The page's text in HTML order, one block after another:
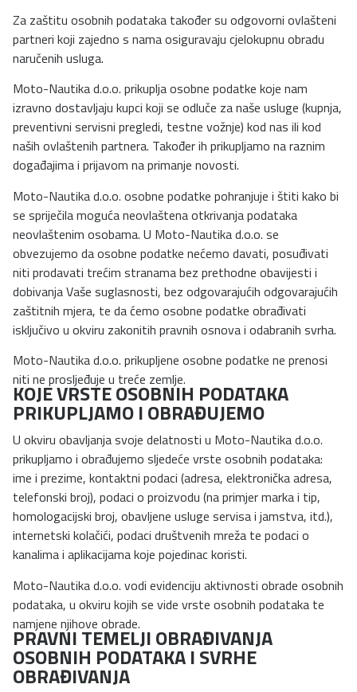
Za zaštitu osobnih podataka također su odgovorni ovlašteni
partneri koji zajedno s nama osiguravaju cjelokupnu obradu
naručenih usluga.
Moto-Nautika d.o.o. prikuplja osobne podatke koje nam
izravno dostavljaju kupci koji se odluče za naše usluge (kupnja,
preventivni servisni pregledi, testne vožnje) kod nas ili kod
naših ovlaštenih partnera. Također ih prikupljamo na raznim
događajima i prijavom na primanje novosti.
Moto-Nautika d.o.o. osobne podatke pohranjuje i štiti kako bi
se spriječila moguća neovlaštena otkrivanja podataka
neovlaštenim osobama. U Moto-Nautika d.o.o. se
obvezujemo da osobne podatke nećemo davati, posuđivati
niti prodavati trećim stranama bez prethodne obavijesti i
dobivanja Vaše suglasnosti, bez odgovarajućih odgovarajućih
zaštitnih mjera, te da ćemo osobne podatke obrađivati
isključivo u okviru zakonitih pravnih osnova i odabranih svrha.
Moto-Nautika d.o.o. prikupljene osobne podatke ne prenosi
niti ne prosljeđuje u treće zemlje.
KOJE VRSTE OSOBNIH PODATAKA
PRIKUPLJAMO I OBRAĐUJEMO
U okviru obavljanja svoje delatnosti u Moto-Nautika d.o.o.
prikupljamo i obrađujemo sljedeće vrste osobnih podataka:
ime i prezime, kontaktni podaci (adresa, elektronička adresa,
telefonski broj), podaci o proizvodu (na primjer marka i tip,
homologacijski broj, obavljene usluge servisa i jamstva, itd.),
internetski kolačići, podaci društvenih mreža te podaci o
kanalima i aplikacijama koje pojedinac koristi.
Moto-Nautika d.o.o. vodi evidenciju aktivnosti obrade osobnih
podataka, u okviru kojih se vide vrste osobnih podataka te
namjene njihove obrade.
PRAVNI TEMELJI OBRAĐIVANJA
OSOBNIH PODATAKA I SVRHE
OBRAĐIVANJA